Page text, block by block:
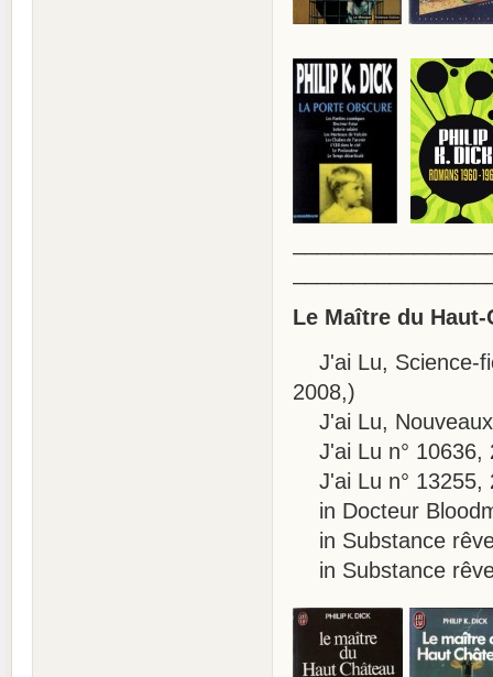
Le Maître du Haut-
J'ai Lu, Science-
2008,)
J'ai Lu,
J'ai Lu n° 10636,
J'ai Lu n° 13255,
in Docteur
in Substance
in Substance